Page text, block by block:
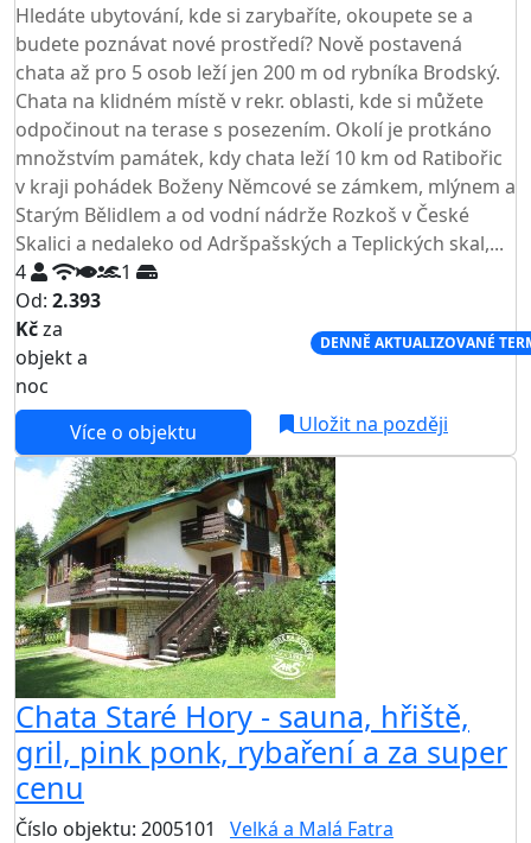
Hledáte ubytování, kde si zarybaříte, okoupete se a
budete poznávat nové prostředí? Nově postavená
chata až pro 5 osob leží jen 200 m od rybníka Brodský.
Chata na klidném místě v rekr. oblasti, kde si můžete
odpočinout na terase s posezením. Okolí je protkáno
množstvím památek, kdy chata leží 10 km od Ratibořic
v kraji pohádek Boženy Němcové se zámkem, mlýnem a
Starým Bělidlem a od vodní nádrže Rozkoš v České
Skalici a nedaleko od Adršpašských a Teplických skal,...
4
1
Od: 2.393
Kčza
objekt a
noc
DENNĚ AKTUALIZOVANÉ
Více o objektu Uložit na později
Chata Staré Hory - sauna, hřiště,
gril, pink ponk, rybaření a za super
cenu
Číslo objektu: 2005101 Velká a Malá Fatra